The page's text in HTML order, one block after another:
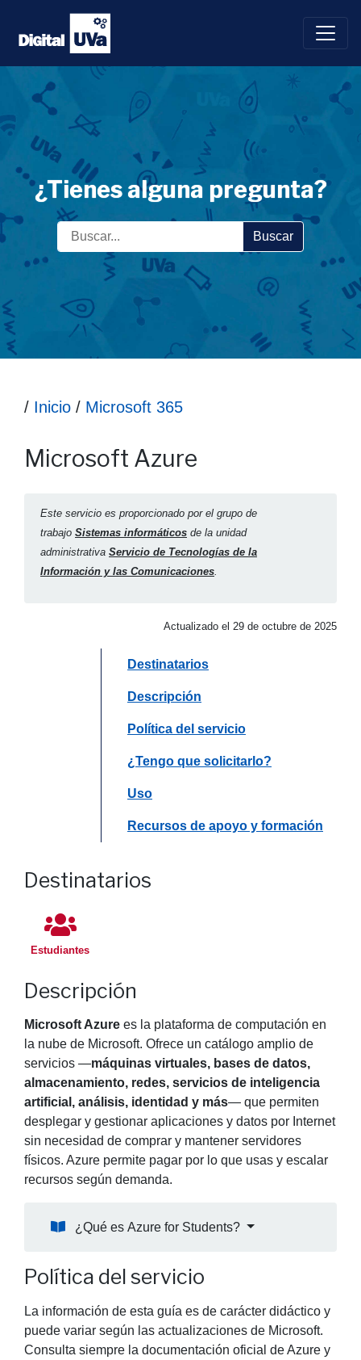
Saltar
contenido
¿Tienes alguna pregunta?
Buscar
Ruta hasta la información
/ Inicio / Microsoft 365
Microsoft Azure
Este servicio es proporcionado por el grupo de
trabajo Sistemas informáticos de la unidad
administrativa Servicio de Tecnologías de la
Información y las Comunicaciones.
Actualizado el 29 de octubre de 2025
Saltar a
Destinatarios
Saltar a
Descripción
Saltar a
Política del servicio
Saltar a
¿Tengo que solicitarlo?
Saltar a
Uso
Saltar a
Recursos de apoyo y formación
Destinatarios
Estudiantes
Descripción
Microsoft Azure es la plataforma de computación en
la nube de Microsoft. Ofrece un catálogo amplio de
servicios —máquinas virtuales, bases de datos,
almacenamiento, redes, servicios de inteligencia
artificial, análisis, identidad y más— que permiten
desplegar y gestionar aplicaciones y datos por Internet
sin necesidad de comprar y mantener servidores
físicos. Azure permite pagar por lo que usas y escalar
recursos según demanda.
¿Qué es Azure for Students?
Política del servicio
La información de esta guía es de carácter didáctico y
puede variar según las actualizaciones de Microsoft.
Consulta siempre la documentación oficial de Azure y